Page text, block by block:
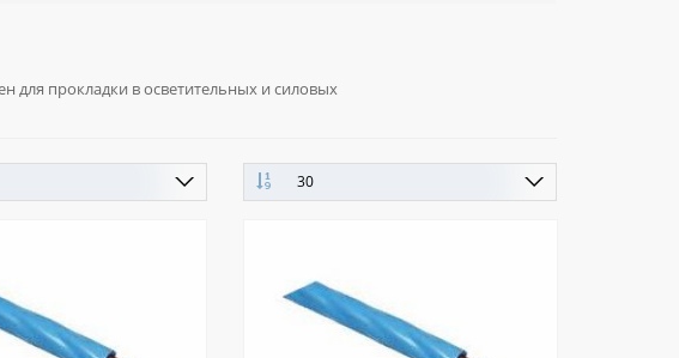
для прокладки в осветительных и силовых
30